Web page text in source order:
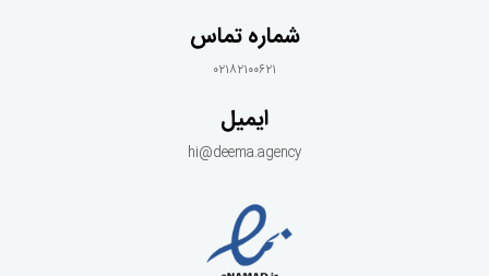
شماره تماس
۰۲۱۸۲۱۰۰۶۲۱
ایمیل
hi@deema.agency